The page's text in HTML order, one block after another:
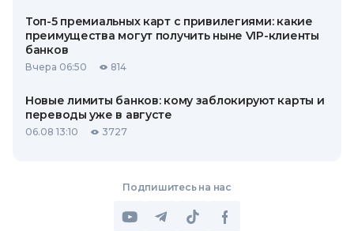
Топ-5 премиальных карт с привилегиями: какие
преимущества могут получить ныне VIP-клиенты
банков
Вчера 06:50 814
Новые лимиты банков: кому заблокируют карты и
переводы уже в августе
06.08 13:10 3727
Подпишитесь на нас